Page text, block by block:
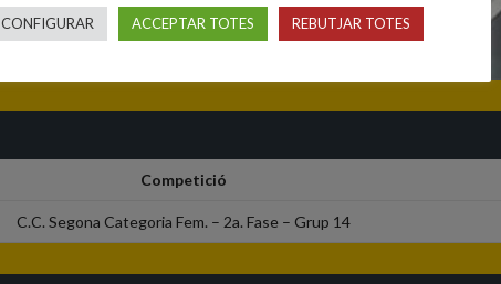
Competició
C.C. Segona Categoria Fem. – 2a. Fase – Grup 14
CONFIGURAR ACCEPTAR TOTES REBUTJAR TOTES